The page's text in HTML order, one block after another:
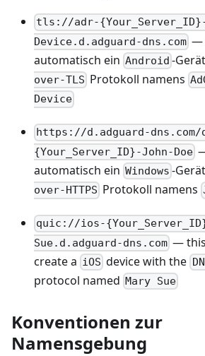
tls://adr-{Your_Server_ID}-
Device.d.adguard-dns.com —
automatisch ein Android -
over-TLS Protokoll namens
Device
https://d.adguard-dns.com/
{Your_Server_ID}-John-Doe
automatisch ein Windows -
over-HTTPS Protokoll namens
quic://ios-
Sue.d.adguard-dns.com —
create a iOS device with the
protocol named Mary Sue
Konventionen zur
Namensgebung